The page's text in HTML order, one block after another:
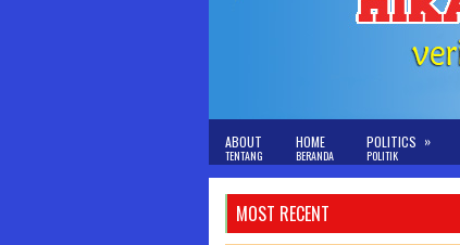
ABOUT
TENTANG
HOME
BERANDA
POLITICS
POLITIK
»
MOST RECENT